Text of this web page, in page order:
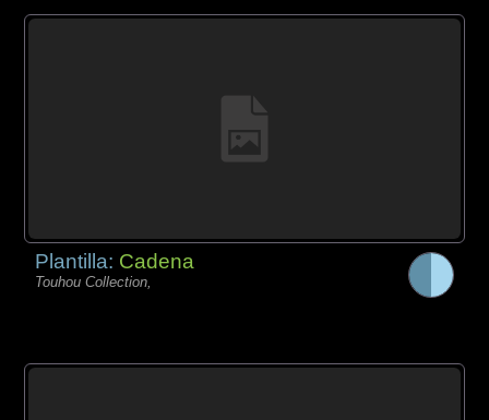
Plantilla: Cadena
Touhou Collection,